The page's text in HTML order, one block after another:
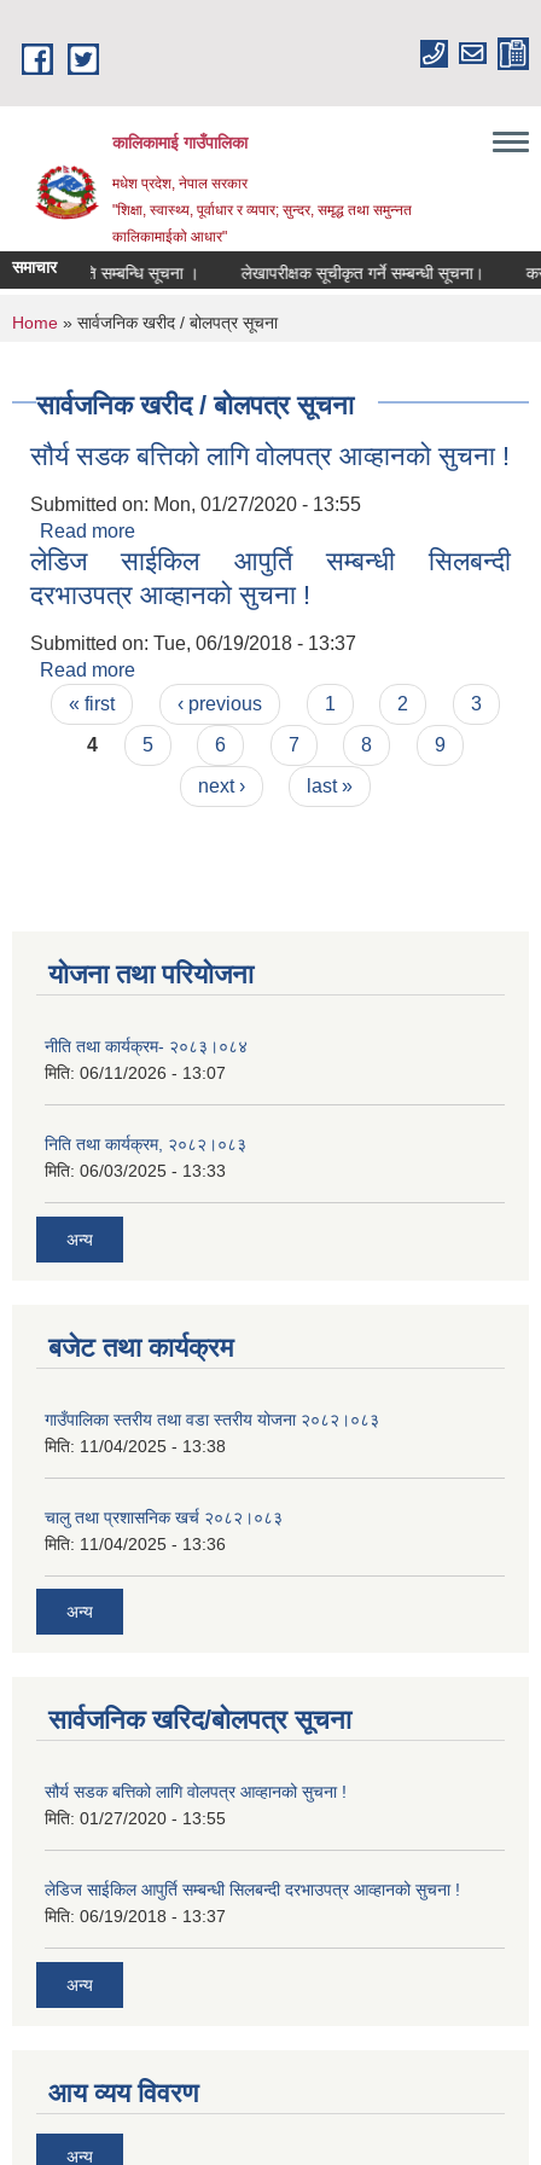
कालिकामाई गाउँपालिका
मधेश प्रदेश, नेपाल सरकार
"शिक्षा, स्वास्थ्य, पूर्वाधार र व्यपार; सुन्दर, समृद्ध तथा समुन्नत
कालिकामाईको आधार"
समाचार
परीक्षा मिति सम्बन्धि सूचना । लेखापरीक्षक सूचीकृत गर्ने सम्बन्धी सूचना।
You are here
Home » सार्वजनिक खरीद / बोलपत्र सूचना
सार्वजनिक खरीद / बोलपत्र सूचना
सौर्य सडक बत्तिको लागि वोलपत्र आव्हानको सुचना !
Submitted on: Mon, 01/27/2020 - 13:55
Read more
लेडिज साईकिल आपुर्ति सम्बन्धी सिलबन्दी
दरभाउपत्र आव्हानको सुचना !
Submitted on: Tue, 06/19/2018 - 13:37
Read more
दरभाउपत्र आव्हानको सुचना !
Pages
« first ‹ previous 1 2
3
4
5 6 7 8
9
next ›
last »
योजना तथा परियोजना
नीति तथा कार्यक्रम- २०८३।०८४
मिति: 06/11/2026 - 13:07
निति तथा कार्यक्रम, २०८२।०८३
मिति: 06/03/2025 - 13:33
अन्य
बजेट तथा कार्यक्रम
गाउँपालिका स्तरीय तथा वडा स्तरीय योजना २०८२।०८३
मिति: 11/04/2025 - 13:38
चालु तथा प्रशासनिक खर्च २०८२।०८३
मिति: 11/04/2025 - 13:36
अन्य
सार्वजनिक खरिद/बोलपत्र सूचना
सौर्य सडक बत्तिको लागि वोलपत्र आव्हानको सुचना !
मिति: 01/27/2020 - 13:55
लेडिज साईकिल आपुर्ति सम्बन्धी सिलबन्दी दरभाउपत्र आव्हानको सुचना !
मिति: 06/19/2018 - 13:37
अन्य
आय व्यय विवरण
अन्य